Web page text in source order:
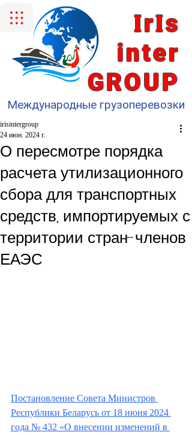
IrIs
inter
GROUP
Международные грузоперевозки
О пересмотре порядка
расчета утилизационного
сбора для транспортных
средств, импортируемых с
территории стран-членов
ЕАЭС
irisintergroup
24 июн. 2024 г.
Постановление Совета Министров
Республики Беларусь от 18 июня 2024
года № 432 «О внесении изменений в